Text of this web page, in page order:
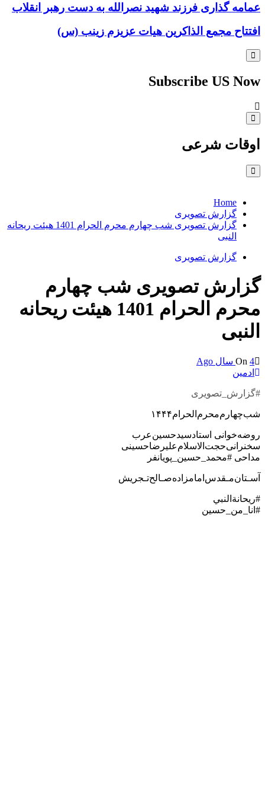
عمامه گذاری فرزند شهید نصرالله به دست رهبر انقلاب
افتتاح مجمع الذاکرین هیات عزیزم زینب (س)
Subscribe US Now
اوقات شرعی
Home
گزارش تصویری
گزارش تصویری شب چهارم محرم الحرام 1401 هیئت ریحانه
النبی
گزارش تصویری
گزارش تصویری شب چهارم
محرم الحرام 1401 هیئت ریحانه
النبی
On 4 سال Ago
ادمین
#گزارش_تصویری
شب‌چهارم‌محرم‌الحرام‌۱۴۴۴
روضه‌خوانی ‌استاد‌سید‌حسین‌عرب
سخنرانی‌‌حجت‌الاسلام‌علیرضا‌حسینی
مداحی‌ #محمد_حسین_پویانفر
آسـتان‌مـقدس‌امامزاده‌صـالح‌تـجریش
#ريحانةالنبي
#انا_من_حسین